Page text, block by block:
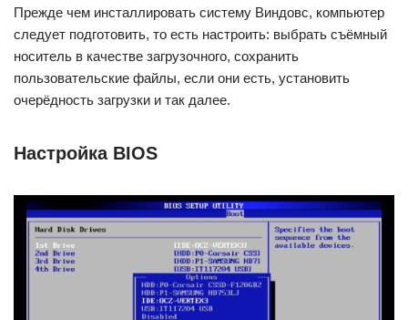
Прежде чем инсталлировать систему Виндовс, компьютер
следует подготовить, то есть настроить: выбрать съёмный
носитель в качестве загрузочного, сохранить
пользовательские файлы, если они есть, установить
очерёдность загрузки и так далее.
Настройка BIOS